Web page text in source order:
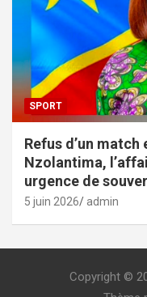
SPORT
Refus d’un match
Nzolantima,
urgence de
5 juin 2026 admin
Copyright ©